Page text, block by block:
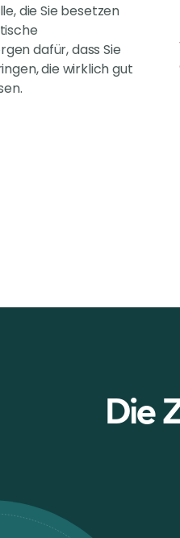
die Sie besetzen
dafür, dass Sie
die wirklich gut
Die